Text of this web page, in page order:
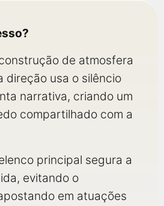
de atmosfera
direção usa o silêncio
narrativa, criando um
compartilhado com a
principal segura a
evitando o
em atuações